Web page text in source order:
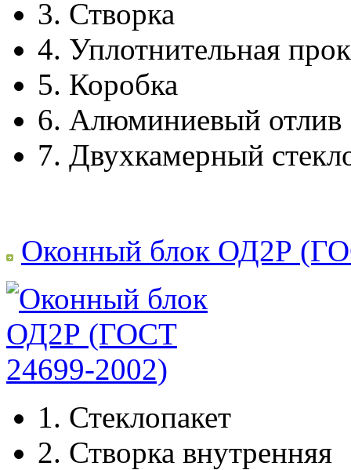
3. Створка
4. Уплотнительная
5. Коробка
6. Алюминиевый отлив
7. Двухкамерный
Оконный блок ОД2Р
1. Стеклопакет
2. Створка внутренняя